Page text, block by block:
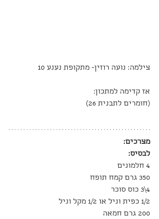
צילמה: נועה רוזין- מתקופת נענע 10
אז קדימה למתכון:
(חומרים לתבנית 26)
מצרכים:
לבסיס:
4 חלמונים
350 גרם קמח תופח
4\3 כוס סוכר
1/2 כפית וניל או 1/2 מקל וניל
200 גרם חמאה